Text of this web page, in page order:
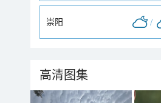
崇阳 /
高清图集